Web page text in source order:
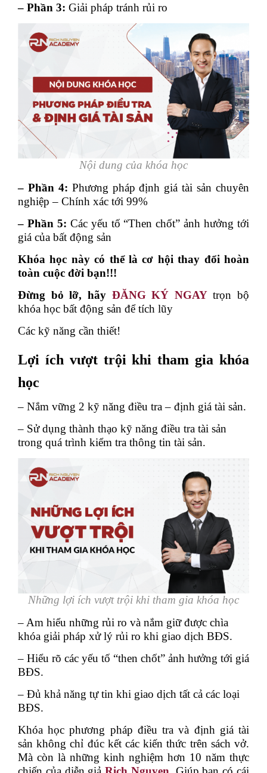
– Phần 3: Giải pháp tránh rủi ro
Nội dung của khóa học
– Phần 4: Phương pháp định giá tài sản chuyên
nghiệp – Chính xác tới 99%
– Phần 5: Các yếu tố “Then chốt” ảnh hưởng tới
giá của bất động sản
Khóa học này có thể là cơ hội thay đổi hoàn
toàn cuộc đời bạn!!!
Đừng bỏ lỡ, hãy ĐĂNG KÝ NGAYtrọn bộ
khóa học bất động sản để tích lũy
Các kỹ năng cần thiết!
Lợi ích vượt trội khi tham gia khóa
học
– Nắm vững 2 kỹ năng điều tra – định giá tài sản.
– Sử dụng thành thạo kỹ năng điều tra tài sản
trong quá trình kiểm tra thông tin tài sản.
Những lợi ích vượt trội khi tham gia khóa học
– Am hiểu những rủi ro và nắm giữ được chìa
khóa giải pháp xử lý rủi ro khi giao dịch BĐS.
– Hiểu rõ các yếu tố “then chốt” ảnh hưởng tới giá
BĐS.
– Đủ khả năng tự tin khi giao dịch tất cả các loại
BĐS.
Khóa học phương pháp điều tra và định giá tài
sản không chỉ đúc kết các kiến thức trên sách vở.
Mà còn là những kinh nghiệm hơn 10 năm thực